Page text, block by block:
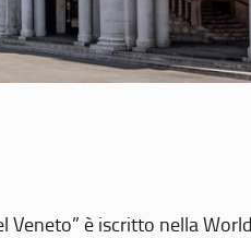
è iscritto nella